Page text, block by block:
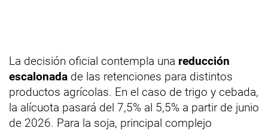
La decisión oficial contempla una reducción
escalonada de las retenciones para distintos
productos agrícolas. En el caso de trigo y cebada,
la alícuota pasará del 7,5% al 5,5% a partir de junio
de 2026. Para la soja, principal complejo